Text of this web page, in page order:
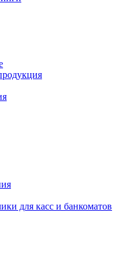
для касс и банкоматов